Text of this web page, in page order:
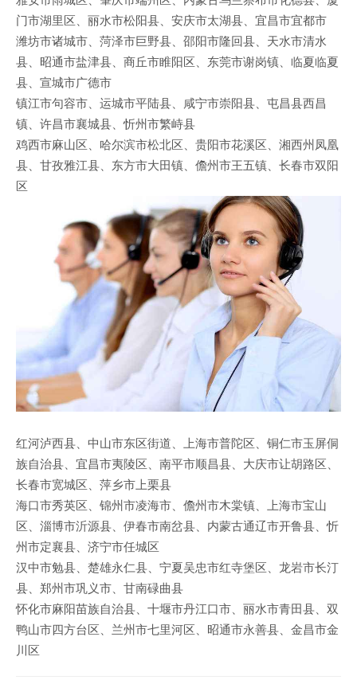
门市湖里区、丽水市松阳县、安庆市太湖县、宜昌市宜都市
潍坊市诸城市、菏泽市巨野县、邵阳市隆回县、天水市清水
县、昭通市盐津县、商丘市睢阳区、东莞市谢岗镇、临夏临夏
县、宣城市广德市
镇江市句容市、运城市平陆县、咸宁市崇阳县、屯昌县西昌
镇、许昌市襄城县、忻州市繁峙县
鸡西市麻山区、哈尔滨市松北区、贵阳市花溪区、湘西州凤凰
县、甘孜雅江县、东方市大田镇、儋州市王五镇、长春市双阳
区
红河泸西县、中山市东区街道、上海市普陀区、铜仁市玉屏侗
族自治县、宜昌市夷陵区、南平市顺昌县、大庆市让胡路区、
长春市宽城区、萍乡市上栗县
海口市秀英区、锦州市凌海市、儋州市木棠镇、上海市宝山
区、淄博市沂源县、伊春市南岔县、内蒙古通辽市开鲁县、忻
州市定襄县、济宁市任城区
汉中市勉县、楚雄永仁县、宁夏吴忠市红寺堡区、龙岩市长汀
县、郑州市巩义市、甘南碌曲县
怀化市麻阳苗族自治县、十堰市丹江口市、丽水市青田县、双
鸭山市四方台区、兰州市七里河区、昭通市永善县、金昌市金
川区